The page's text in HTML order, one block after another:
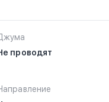
проводят